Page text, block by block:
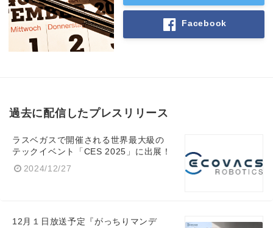
Facebook
過去に配信したプレスリリース
ラスベガスで開催される世界最大級の
テックイベント「CES 2025」に出展！
2024/12/27
12月１日放送予定『がっちりマンデ